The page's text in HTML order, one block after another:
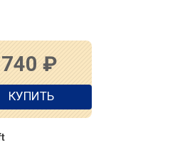
₽
КУПИТЬ